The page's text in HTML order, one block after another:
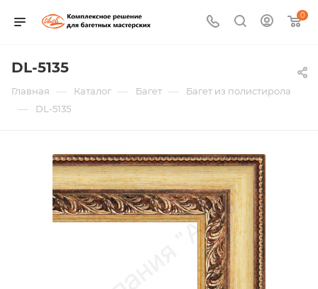
0
DL-5135
Главная — Каталог — Багет — Багет из полистирола
— DL-5135